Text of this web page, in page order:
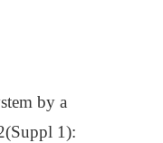
by a
1):